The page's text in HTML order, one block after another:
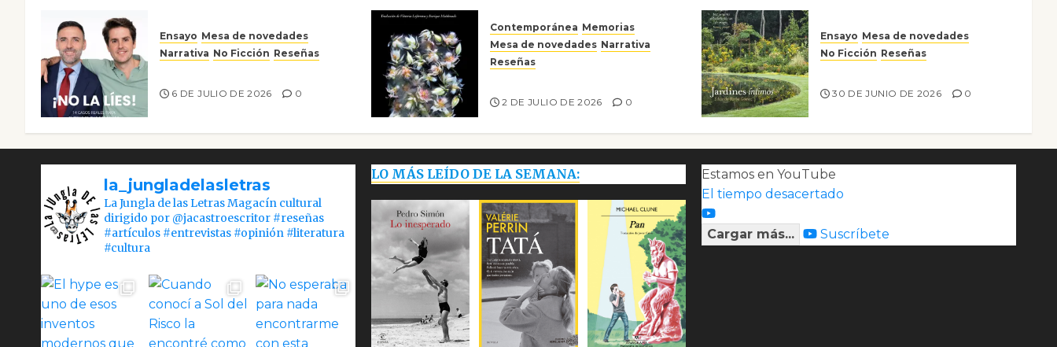
Ensayo Mesa de novedades
Narrativa No Ficción Reseñas
6 DE JULIO DE 2026 0
Contemporánea Memorias
Mesa de novedades Narrativa
Reseñas
2 DE JULIO DE 2026 0
Ensayo Mesa de novedades
No Ficción Reseñas
30 DE JUNIO DE 2026 0
la_jungladelasletras
La Jungla de las Letras Magacín cultural
dirigido por @jacastroescritor #reseñas
#artículos #entrevistas #opinión #literatura
#cultura
LO MÁS LEÍDO DE LA SEMANA:
Estamos en YouTube
El tiempo desacertado
Cargar más... Suscríbete